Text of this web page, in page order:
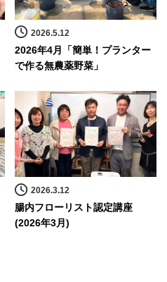
2026.5.12
2026年4月「簡単！プランター
で作る無農薬野菜」
2026.3.12
腸内フローリスト認定講座
(2026年3月)